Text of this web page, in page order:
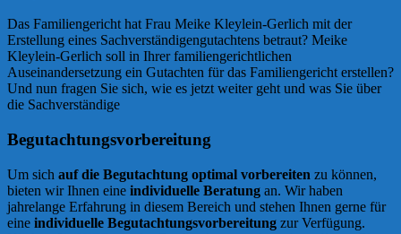
Das Familiengericht hat Frau Meike Kleylein-Gerlich mit der
Erstellung eines Sachverständigengutachtens betraut? Meike
Kleylein-Gerlich soll in Ihrer familiengerichtlichen
Auseinandersetzung ein Gutachten für das Familiengericht erstellen?
Und nun fragen Sie sich, wie es jetzt weiter geht und was Sie über
die Sachverständige
Begutachtungsvorbereitung
Um sich auf die Begutachtung optimal vorbereiten zu können,
bieten wir Ihnen eine individuelle Beratung an. Wir haben
jahrelange Erfahrung in diesem Bereich und stehen Ihnen gerne für
eine individuelle Begutachtungsvorbereitung zur Verfügung.